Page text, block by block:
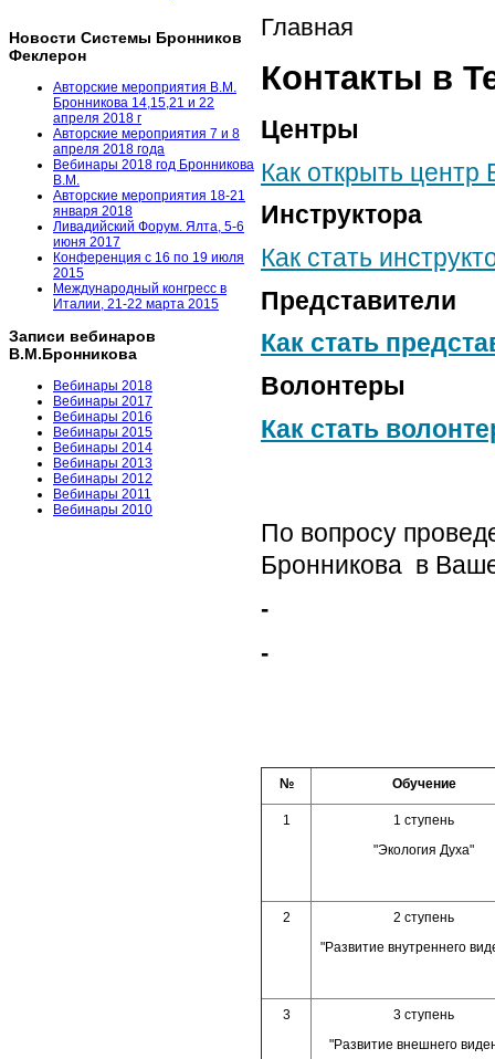
Новости Системы Бронников
Феклерон
Авторские мероприятия В.М.
Бронникова 14,15,21 и 22
апреля 2018 г
Авторские мероприятия 7 и 8
апреля 2018 года
Вебинары 2018 год Бронникова
В.М.
Авторские мероприятия 18-21
января 2018
Ливадийский Форум. Ялта, 5-6
июня 2017
Конференция с 16 по 19 июля
2015
Международный конгресс в
Италии, 21-22 марта 2015
Записи вебинаров
В.М.Бронникова
Вебинары 2018
Вебинары 2017
Вебинары 2016
Вебинары 2015
Вебинары 2014
Вебинары 2013
Вебинары 2012
Вебинары 2011
Вебинары 2010
Главная
Контакты в
Центры
Как открыть центр
Инструктора
Как стать
Представители
Как стать
Волонтеры
Как стать
По вопросу
Бронникова в
-
-
№ Обучение
1
1 ступень
"Экология Духа"
2
2 ступень
"Развитие внутреннего
3
3 ступень
"Развитие внешнего